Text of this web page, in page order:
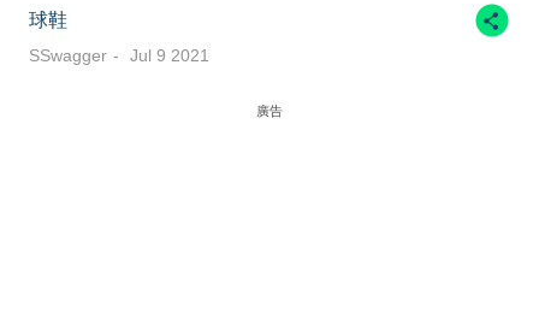
球鞋
SSwagger Jul 9 2021
廣告